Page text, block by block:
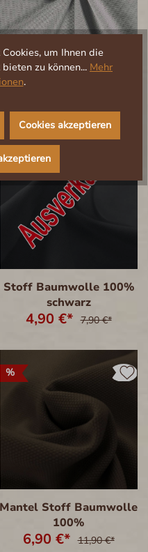
Stoff Waffelpiqué
Stoff Baumwolle 100%
schwarz
4,90 €* 7,90 €*
%
Mantel Stoff Baumwolle
100%
6,90 €* 11,90 €*
um Ihnen die
zu können... Mehr
.
Cookies akzeptieren